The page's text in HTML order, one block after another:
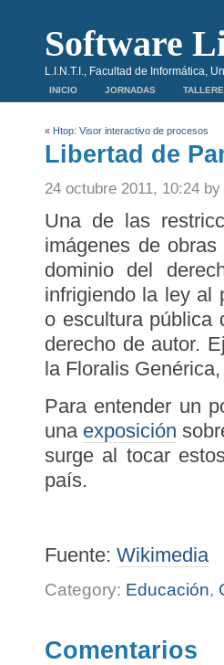
Software
L.I.N.T.I., Facultad de Informática,
INICIO JORNADAS
« Htop: Visor interactivo de procesos
Libertad de
24 octubre 2011, 10:24
Una de las
imágenes de
dominio del
infrigiendo la ley al
o escultura pública
derecho de autor.
la Floralis
Para entender un
una exposición
surge al tocar
país.
Fuente: Wikimedia
Category: Educación,
Comentarios